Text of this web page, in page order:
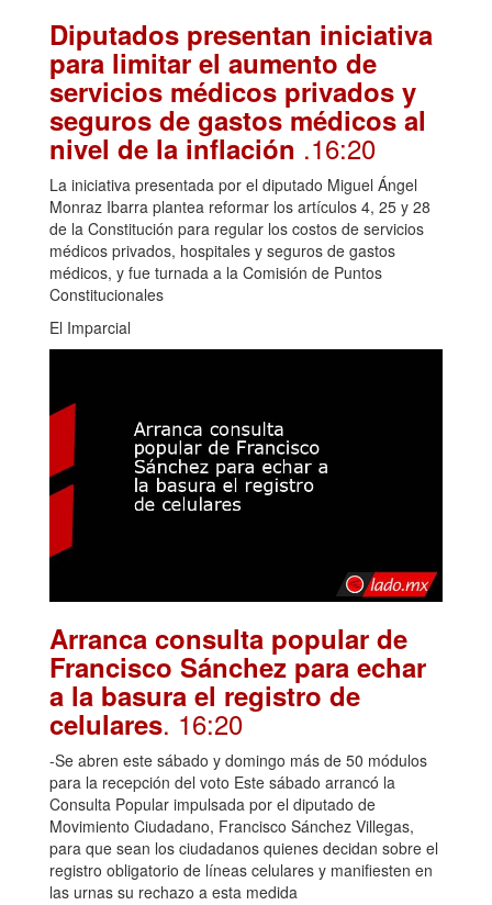
Diputados presentan iniciativa
para limitar el aumento de
servicios médicos privados y
seguros de gastos médicos al
nivel de la inflación .16:20
La iniciativa presentada por el diputado Miguel Ángel
Monraz Ibarra plantea reformar los artículos 4, 25 y 28
de la Constitución para regular los costos de servicios
médicos privados, hospitales y seguros de gastos
médicos, y fue turnada a la Comisión de Puntos
Constitucionales
El Imparcial
Arranca consulta popular de
Francisco Sánchez para echar
a la basura el registro de
celulares. 16:20
-Se abren este sábado y domingo más de 50 módulos
para la recepción del voto Este sábado arrancó la
Consulta Popular impulsada por el diputado de
Movimiento Ciudadano, Francisco Sánchez Villegas,
para que sean los ciudadanos quienes decidan sobre el
registro obligatorio de líneas celulares y manifiesten en
las urnas su rechazo a esta medida